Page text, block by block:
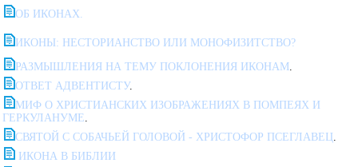
ОБ ИКОНАХ.
ИКОНЫ: НЕСТОРИАНСТВО ИЛИ МОНОФИЗИТСТВО?
РАЗМЫШЛЕНИЯ НА ТЕМУ ПОКЛОНЕНИЯ ИКОНАМ.
ОТВЕТ АДВЕНТИСТУ.
МИФ О ХРИСТИАНСКИХ ИЗОБРАЖЕНИЯХ В ПОМПЕЯХ И
ГЕРКУЛАНУМЕ.
СВЯТОЙ С СОБАЧЬЕЙ ГОЛОВОЙ - ХРИСТОФОР ПСЕГЛАВЕЦ.
ИКОНА В БИБЛИИ